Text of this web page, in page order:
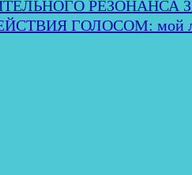
РЕЗОНАНСА
ГОЛОСОМ: мой